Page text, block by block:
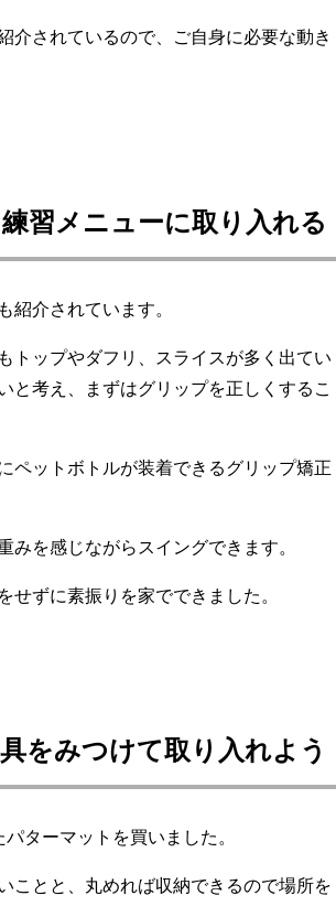
介されているので、ご自身に必要な動き
習メニューに取り入れる
紹介されています。
トップやダフリ、スライスが多く出てい
と考え、まずはグリップを正しくするこ
ペットボトルが装着できるグリップ矯正
を感じながらスイングできます。
ずに素振りを家でできました。
をみつけて取り入れよう
ターマットを買いました。
ことと、丸めれば収納できるので場所を